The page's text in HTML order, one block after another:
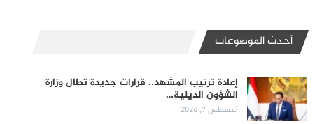
أحدث الموضوعات
إعادة ترتيب المشهد.. قرارات جديدة تطال وزارة
الشؤون الدينية…
أغسطس 7, 2026